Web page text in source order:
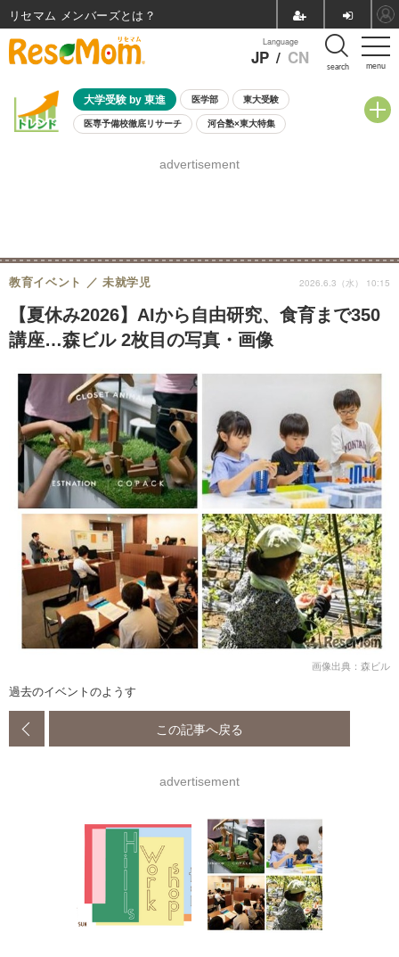
menu
Language
JP / CN search
大学受験 by 東進 医学部 東大受験
医専予備校徹底リサーチ 河合塾×東大特集
8月開催学校説明会・相談会
advertisement
【夏休み2026】AIから自由研究、食育まで350
講座…森ビル 2枚目の写真・画像
教育イベント 未就学児 2026.6.3（水） 10:15
画像出典：森ビル
過去のイベントのようす
この記事へ戻る
advertisement
リセマム メンバーズ